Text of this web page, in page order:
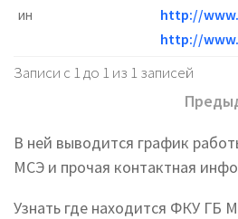
ин
http://
http://
Записи с 1 до 1 из 1 записей
В ней выводится график
МСЭ и прочая контактная
Узнать где находится ФКУ ГБ